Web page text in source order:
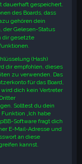
dauerhaft gespeichert.
des Boards, dass
gehören dein
der Gelesen-Status
dir gesetzte
(Hash)
dir empfohlen, dieses
zu verwenden. Das
für das Board,
dich kein Vertreter
Solltest du dein
„Ich habe
Software fragt dich
E-Mail-Adresse und
an diese
kannst.